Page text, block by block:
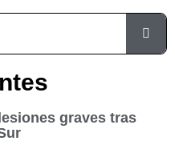
graves tras